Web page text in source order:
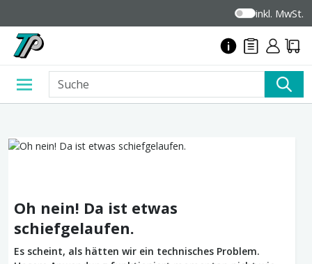
inkl. MwSt.
Oh nein! Da ist etwas
schiefgelaufen.
Es scheint, als hätten wir ein technisches Problem.